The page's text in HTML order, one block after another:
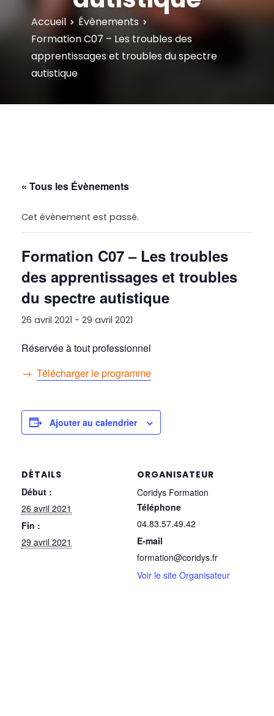
Accueil
Évènements
Formation C07 – Les troubles des
apprentissages et troubles du spectre
autistique
« Tous les Évènements
Cet évènement est passé.
Formation C07 – Les troubles
des apprentissages et troubles
du spectre autistique
26 avril 2021 - 29 avril 2021
Réservée à tout professionnel
→ Télécharger le programme
Ajouter au calendrier
DÉTAILS
Début :
26 avril 2021
Fin :
29 avril 2021
ORGANISATEUR
Coridys Formation
Téléphone
04.83.57.49.42
E-mail
formation@coridys.fr
Voir le site Organisateur